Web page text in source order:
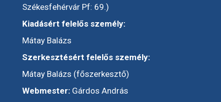
Székesfehérvár Pf: 69.)
Kiadásért felelős személy:
Mátay Balázs
Szerkesztésért felelős személy:
Mátay Balázs (főszerkesztő)
Webmester:Gárdos András